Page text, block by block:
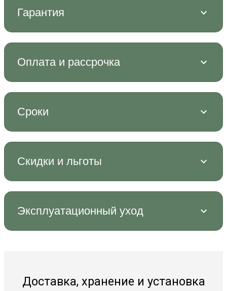
Гарантия
Оплата и рассрочка
Сроки
Скидки и льготы
Эксплуатационный уход
Доставка, хранение и установка